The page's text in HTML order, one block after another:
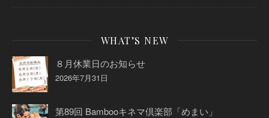
WHAT’S NEW
８月休業日のお知らせ
2026年7月31日
第89回 Bambooキネマ倶楽部「めまい」